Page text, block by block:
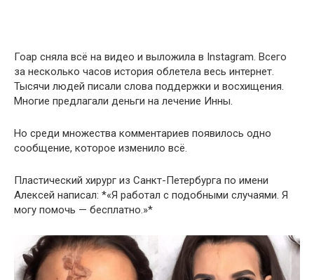
Гоар сняла всё на видео и выложила в Instagram. Всего
за несколько часов история облетела весь интернет.
Тысячи людей писали слова поддержки и восхищения.
Многие предлагали деньги на лечение Инны.
Но среди множества комментариев появилось одно
сообщение, которое изменило всё.
Пластический хирург из Санкт-Петербурга по имени
Алексей написал: *«Я работал с подобными случаями. Я
могу помочь — бесплатно.»*